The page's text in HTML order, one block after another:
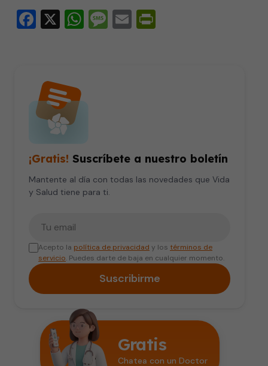
Facebook
X WhatsApp
Message
Email
¡Gratis! Suscríbete a nuestro boletín
Mantente al día con todas las novedades que Vida
y Salud tiene para ti.
Acepto la política de privacidad y los términos de
servicio. Puedes darte de baja en cualquier momento.
Suscribirme
Gratis
Chatea con un Doctor